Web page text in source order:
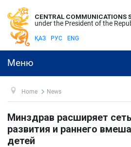
CENTRAL COMMUNICATIONS
under the President of the
ҚАЗ РУС ENG
Меню
Home News
Минздрав расширяет
развития и раннего
детей